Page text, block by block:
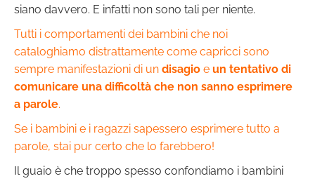
siano davvero. E infatti non sono tali per niente.
Tutti i comportamenti dei bambini che noi
cataloghiamo distrattamente come capricci sono
sempre manifestazioni di un disagio e un tentativo di
comunicare una difficoltà che non sanno esprimere
a parole.
Se i bambini e i ragazzi sapessero esprimere tutto a
parole, stai pur certo che lo farebbero!
Il guaio è che troppo spesso confondiamo i bambini